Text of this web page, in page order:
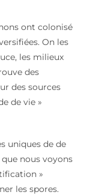
ont colonisé
On les
les milieux
des
des sources
de vie »
uniques de de
nous voyons
»
les spores.